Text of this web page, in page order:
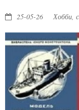
25-05-26 Хобби,